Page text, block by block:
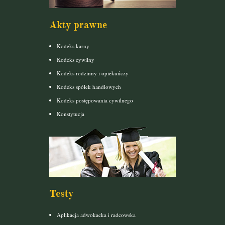
Akty prawne
Kodeks karny
Kodeks cywilny
Kodeks rodzinny i opiekuńczy
Kodeks spółek handlowych
Kodeks postępowania cywilnego
Konstytucja
Testy
Aplikacja adwokacka i radcowska